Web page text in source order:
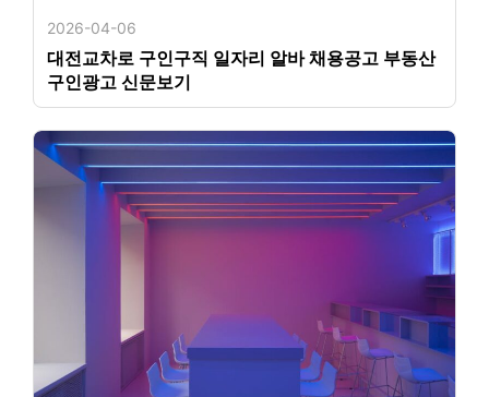
2026-04-06
대전교차로 구인구직 일자리 알바 채용공고 부동산
구인광고 신문보기